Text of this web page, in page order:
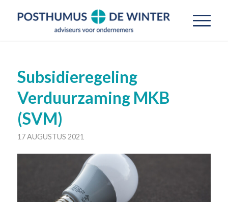
Subsidieregeling
Verduurzaming MKB
(SVM)
17 AUGUSTUS 2021